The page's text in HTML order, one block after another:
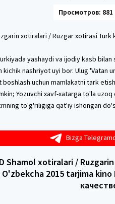
Просмотров: 881
xotiralari / Ruzgar xotirasi
yashaydi va ijodiy kasb
nashriyot uyi bor. Ulug 'Vatan
uchun mamlakatni tark
Yozuvchi xavf-xatarga to'la
to'g'riligiga qat'iy ishongan
Bizga
Shamol xotiralari /
2015 tarjima